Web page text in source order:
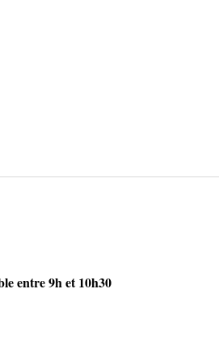
entre 9h et 10h30